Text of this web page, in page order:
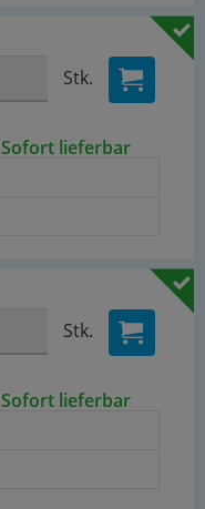
Stk.
Sofort lieferbar
Stk.
Sofort lieferbar